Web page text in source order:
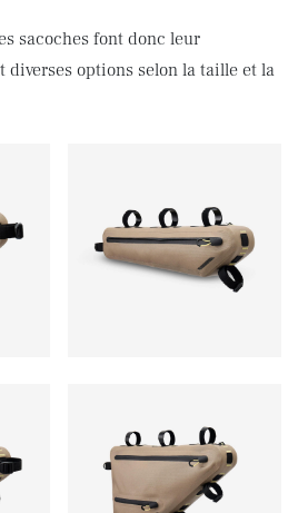
sacoches font donc leur
options selon la taille et la